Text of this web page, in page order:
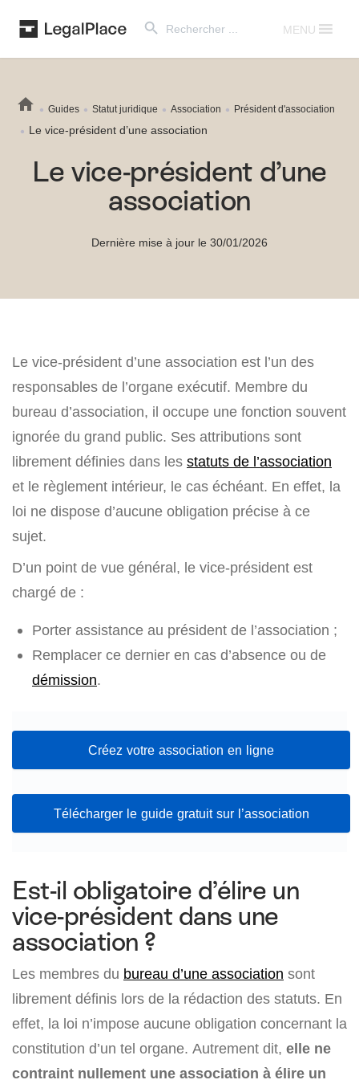
for:
MENU
Guides Statut juridique Association Président d'association
Le vice-président d’une association
Le vice-président d’une
association
Dernière mise à jour le 30/01/2026
Le vice-président d’une association est l’un des
responsables de l’organe exécutif. Membre du
bureau d’association, il occupe une fonction souvent
ignorée du grand public. Ses attributions sont
librement définies dans les statuts de l’association
et le règlement intérieur, le cas échéant. En effet, la
loi ne dispose d’aucune obligation précise à ce
sujet.
D’un point de vue général, le vice-président est
chargé de :
Porter assistance au président de l’association ;
Remplacer ce dernier en cas d’absence ou de
démission.
Créez votre association en ligne
Télécharger le guide gratuit sur l’association
Est-il obligatoire d’élire un
vice-président dans une
association ?
Les membres du bureau d’une association sont
librement définis lors de la rédaction des statuts. En
effet, la loi n’impose aucune obligation concernant la
constitution d’un tel organe. Autrement dit, elle ne
contraint nullement une association à élire un